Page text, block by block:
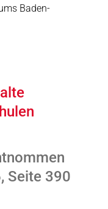
Baden-
Seite 390